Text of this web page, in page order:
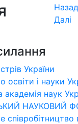
Назад
Далі
України
освіти і науки
академія наук
НАУКОВИЙ
співробітництво